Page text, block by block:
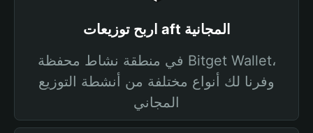
اربح توزيعات aft المجانية
في منطقة نشاط محفظة Bitget Wallet،
وفرنا لك أنواع مختلفة من أنشطة التوزيع
المجاني